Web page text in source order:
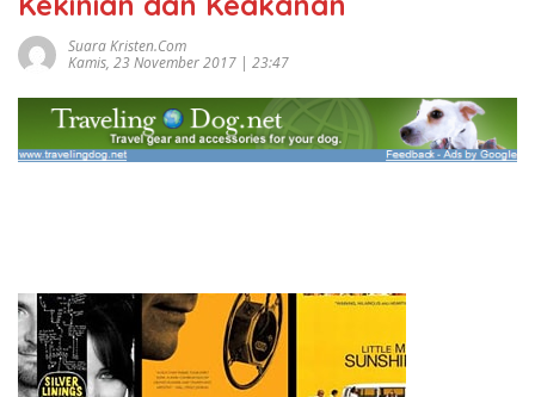
Suara Kristen.com
Kamis, 23 November 2017 | 23:47